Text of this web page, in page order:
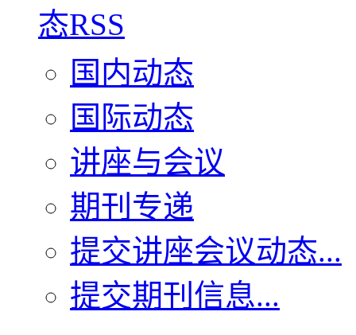
国内动态
国际动态
讲座与会议
期刊专递
提交讲座会议动态...
提交期刊信息...